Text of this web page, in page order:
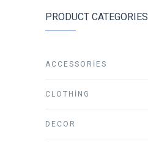
PRODUCT CATEGORIES
ACCESSORIES
CLOTHING
DECOR